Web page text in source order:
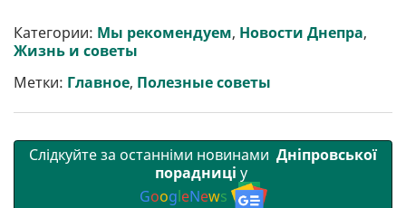
р
и
т
b
o
o
t
e
r
l g
r
s
A
r l
Категории: Мы рекомендуем, Новости Днепра,
Жизнь и советы
Метки: Главное, Полезные советы
Слідкуйте за останніми новинами Дніпровської
порадниці у
GoogleNews